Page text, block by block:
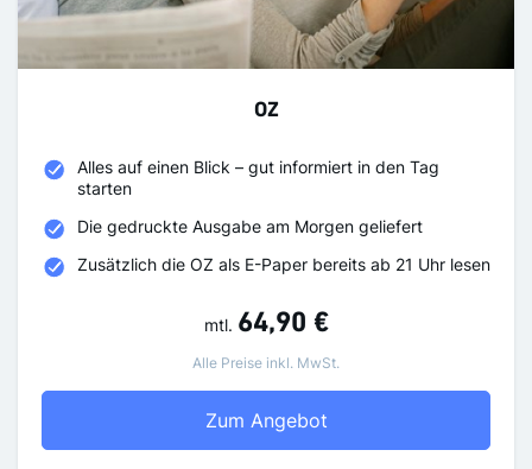
OZ
Alles auf einen Blick – gut informiert in den Tag
starten
Die gedruckte Ausgabe am Morgen geliefert
Zusätzlich die OZ als E-Paper bereits ab 21 Uhr lesen
mtl. 64,90 €
Alle Preise inkl. MwSt.
Zum AngebotOZ